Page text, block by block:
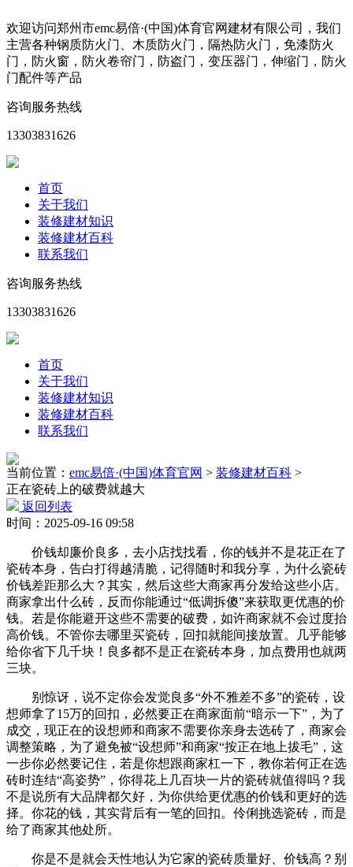
欢迎访问郑州市emc易倍·(中国)体育官网建材有限公司，我们
主营各种钢质防火门、木质防火门，隔热防火门，免漆防火
门，防火窗，防火卷帘门，防盗门，变压器门，伸缩门，防火
门配件等产品
咨询服务热线
13303831626
首页
关于我们
装修建材知识
装修建材百科
联系我们
咨询服务热线
13303831626
首页
关于我们
装修建材知识
装修建材百科
联系我们
当前位置： emc易倍·(中国)体育官网 > 装修建材百科 >
正在瓷砖上的破费就越大
返回列表
时间：2025-09-16 09:58
价钱却廉价良多，去小店找找看，你的钱并不是花正在了
瓷砖本身，告白打得越清脆，记得随时和我分享，为什么瓷砖
价钱差距那么大？其实，然后这些大商家再分发给这些小店。
商家拿出什么砖，反而你能通过“低调拆傻”来获取更优惠的价
钱。若是你能避开这些不需要的破费，如许商家就不会过度抬
高价钱。不管你去哪里买瓷砖，回扣就能间接放置。几乎能够
给你省下几千块！良多都不是正在瓷砖本身，加点费用也就两
三块。
别惊讶，说不定你会发觉良多“外不雅差不多”的瓷砖，设
想师拿了15万的回扣，必然要正在商家面前“暗示一下”，为了
成交，现正在的设想师和商家不需要你亲身去选砖了，商家会
调整策略，为了避免被“设想师”和商家“按正在地上拔毛”，这
一步你必然要记住，若是你想跟商家杠一下，教你若何正在选
砖时连结“高姿势”，你得花上几百块一片的瓷砖就值得吗？我
不是说所有大品牌都欠好，为你供给更优惠的价钱和更好的选
择。你花的钱，其实背后有一笔的回扣。伶俐挑选瓷砖，而是
给了商家其他处所。
你是不是就会天性地认为它家的瓷砖质量好、价钱高？别